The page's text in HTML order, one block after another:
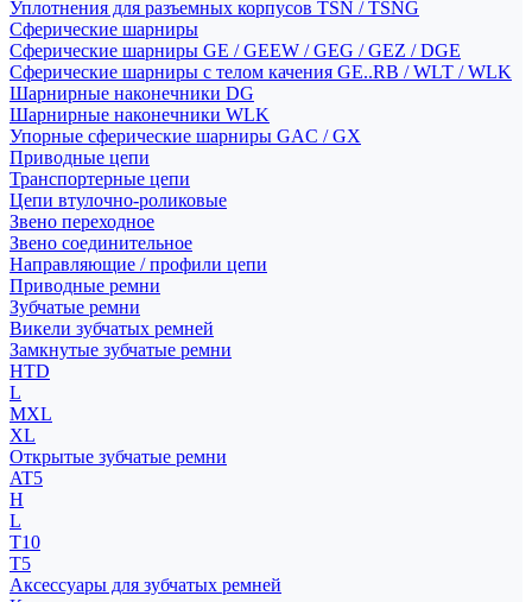
Уплотнения для разъемных корпусов TSN / TSNG
Сферические шарниры
Сферические шарниры GE / GEEW / GEG / GEZ / DGE
Сферические шарниры с телом качения GE..RB / WLT / WLK
Шарнирные наконечники DG
Шарнирные наконечники WLK
Упорные сферические шарниры GAC / GX
Приводные цепи
Транспортерные цепи
Цепи втулочно-роликовые
Звено переходное
Звено соединительное
Направляющие / профили цепи
Приводные ремни
Зубчатые ремни
Викели зубчатых ремней
Замкнутые зубчатые ремни
HTD
L
MXL
XL
Открытые зубчатые ремни
AT5
H
L
T10
T5
Аксессуары для зубчатых ремней